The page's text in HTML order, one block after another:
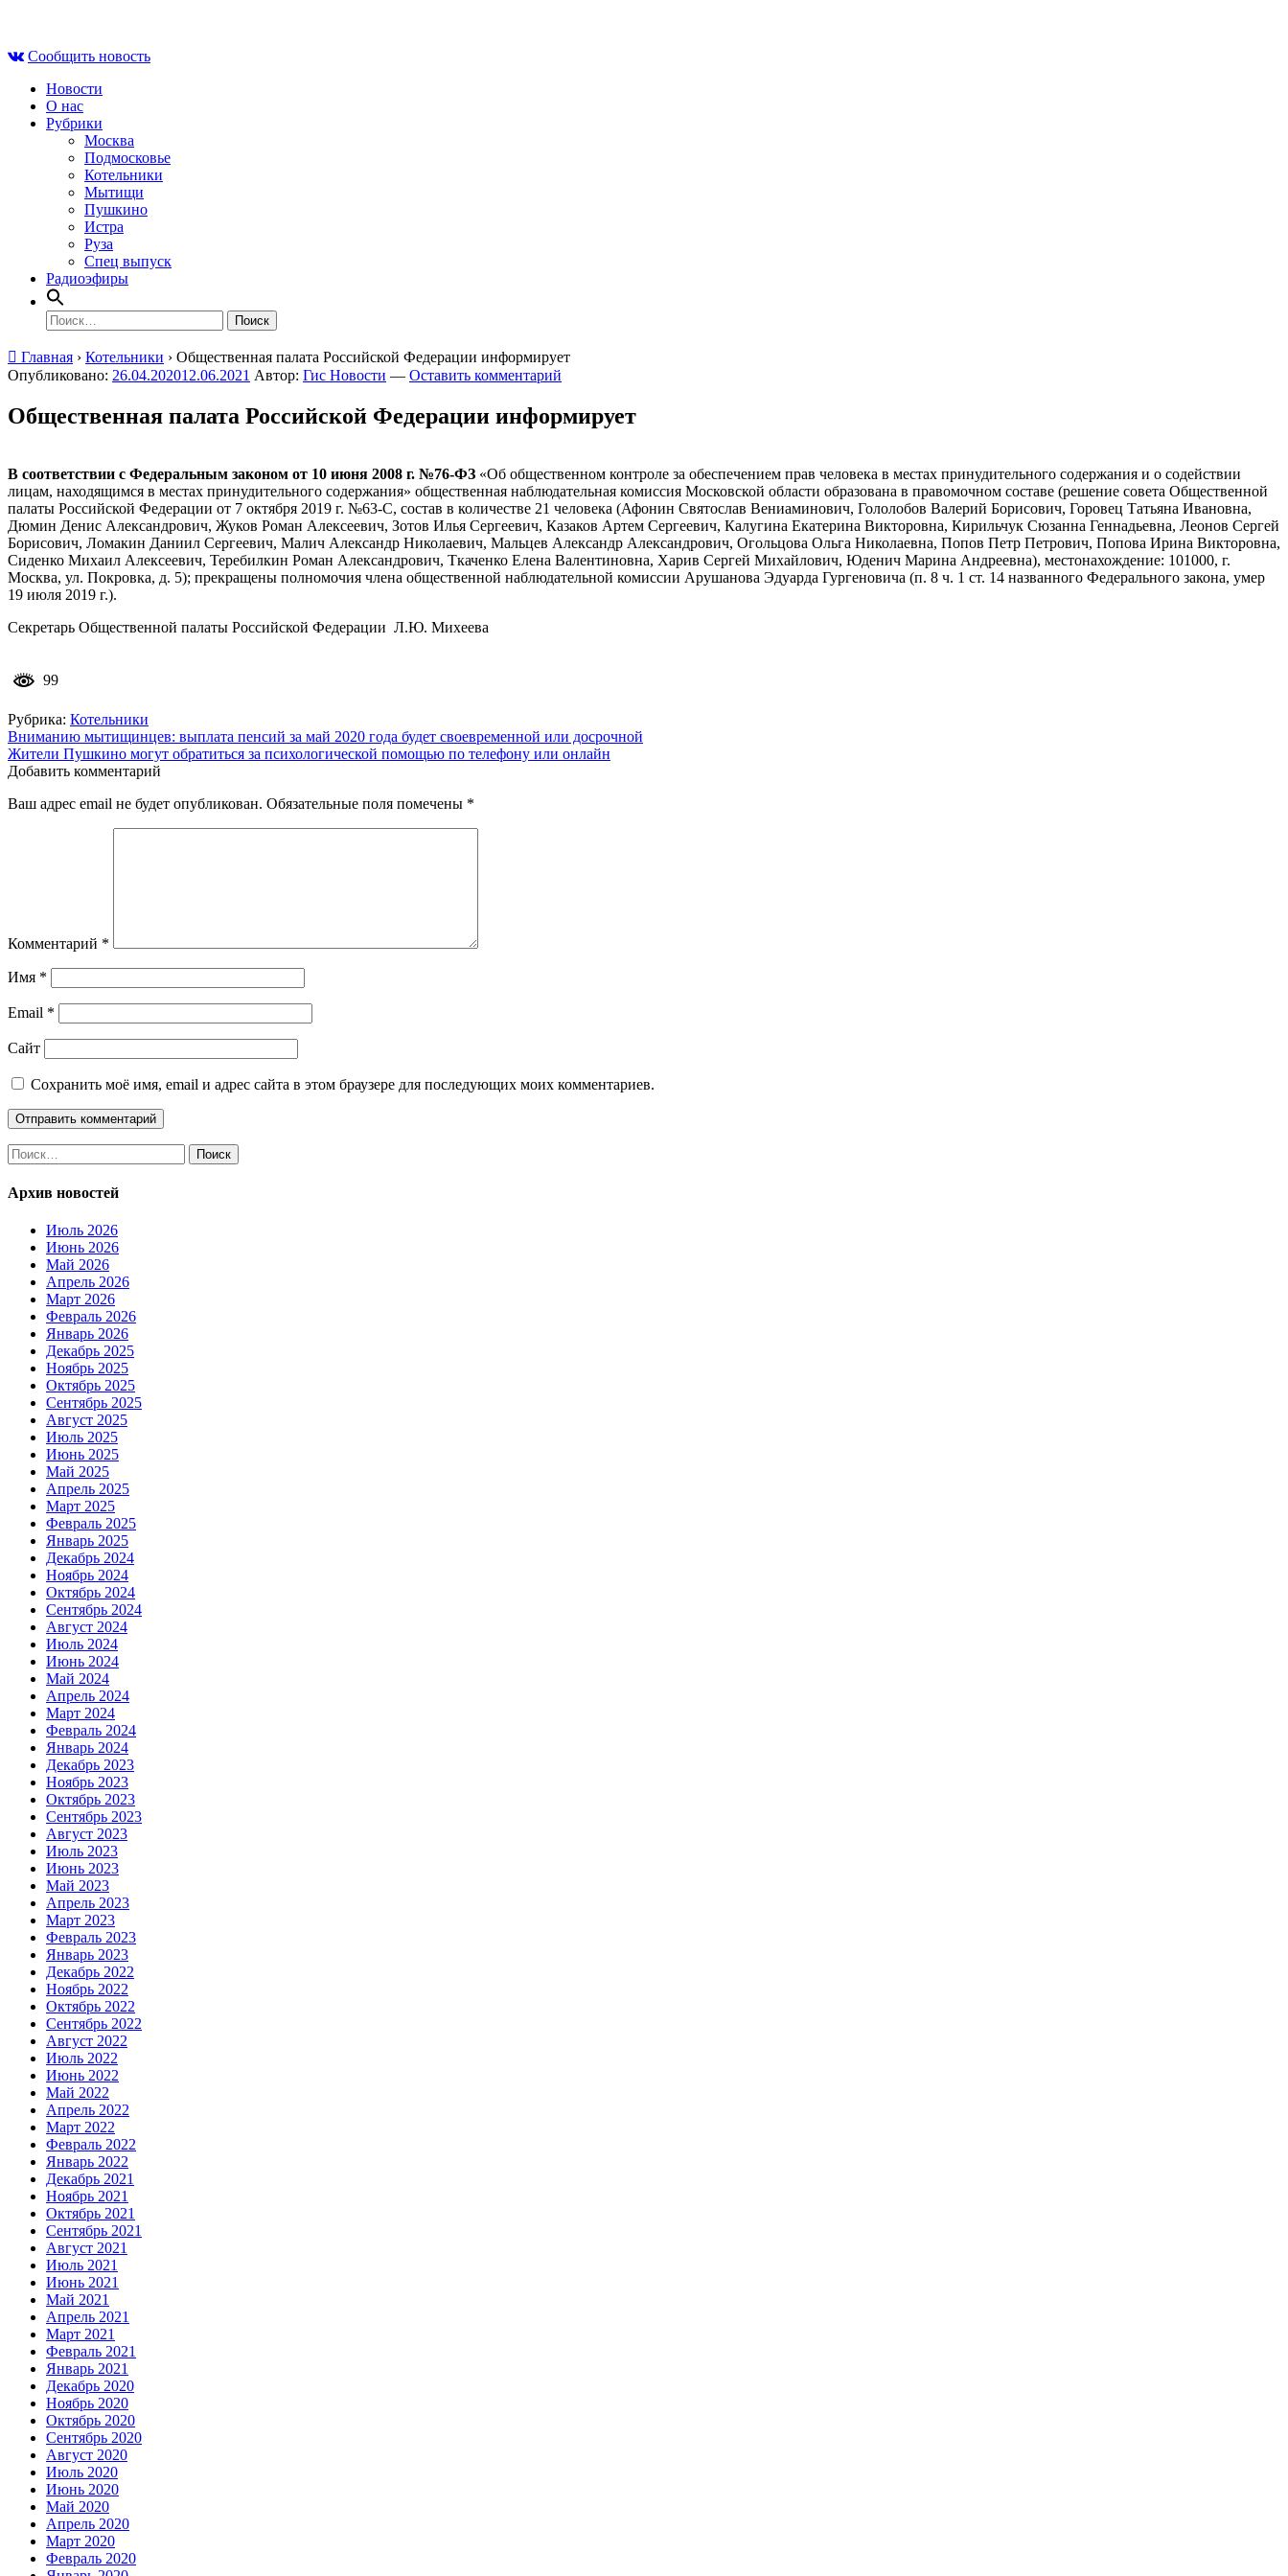
contentСообщить новость
Новости
О нас
Рубрики
Москва
Подмосковье
Котельники
Мытищи
Пушкино
Истра
Руза
Спец выпуск
Радиоэфиры
Найти:
Главная › Котельники › Общественная палата Российской Федерации информирует
Опубликовано: 26.04.202012.06.2021 Автор: Гис Новости — Оставить комментарий
Общественная палата Российской Федерации информирует
В соответствии с Федеральным законом от 10 июня 2008 г. №76-ФЗ «Об общественном контроле за обеспечением прав человека в местах принудительного содержания и о содействии
лицам, находящимся в местах принудительного содержания» общественная наблюдательная комиссия Московской области образована в правомочном составе (решение совета Общественной
палаты Российской Федерации от 7 октября 2019 г. №63-С, состав в количестве 21 человека (Афонин Святослав Вениаминович, Гололобов Валерий Борисович, Горовец Татьяна Ивановна,
Дюмин Денис Александрович, Жуков Роман Алексеевич, Зотов Илья Сергеевич, Казаков Артем Сергеевич, Калугина Екатерина Викторовна, Кирильчук Сюзанна Геннадьевна, Леонов Сергей
Борисович, Ломакин Даниил Сергеевич, Малич Александр Николаевич, Мальцев Александр Александрович, Огольцова Ольга Николаевна, Попов Петр Петрович, Попова Ирина Викторовна,
Сиденко Михаил Алексеевич, Теребилкин Роман Александрович, Ткаченко Елена Валентиновна, Харив Сергей Михайлович, Юденич Марина Андреевна), местонахождение: 101000, г.
Москва, ул. Покровка, д. 5); прекращены полномочия члена общественной наблюдательной комиссии Арушанова Эдуарда Гургеновича (п. 8 ч. 1 ст. 14 названного Федерального закона, умер
19 июля 2019 г.).
Секретарь Общественной палаты Российской Федерации Л.Ю. Михеева
99
Рубрика: Котельники
Навигация
по
Вниманию мытищинцев: выплата пенсий за май 2020 года будет своевременной или досрочной
Жители Пушкино могут обратиться за психологической помощью по телефону или онлайн
Добавить комментарий
Ваш адрес email не будет опубликован. Обязательные поля помечены *
Комментарий *
Имя *
Email *
Сайт
Сохранить моё имя, email и адрес сайта в этом браузере для последующих моих комментариев.
Найти:
Архив новостей
Июль 2026
Июнь 2026
Май 2026
Апрель 2026
Март 2026
Февраль 2026
Январь 2026
Декабрь 2025
Ноябрь 2025
Октябрь 2025
Сентябрь 2025
Август 2025
Июль 2025
Июнь 2025
Май 2025
Апрель 2025
Март 2025
Февраль 2025
Январь 2025
Декабрь 2024
Ноябрь 2024
Октябрь 2024
Сентябрь 2024
Август 2024
Июль 2024
Июнь 2024
Май 2024
Апрель 2024
Март 2024
Февраль 2024
Январь 2024
Декабрь 2023
Ноябрь 2023
Октябрь 2023
Сентябрь 2023
Август 2023
Июль 2023
Июнь 2023
Май 2023
Апрель 2023
Март 2023
Февраль 2023
Январь 2023
Декабрь 2022
Ноябрь 2022
Октябрь 2022
Сентябрь 2022
Август 2022
Июль 2022
Июнь 2022
Май 2022
Апрель 2022
Март 2022
Февраль 2022
Январь 2022
Декабрь 2021
Ноябрь 2021
Октябрь 2021
Сентябрь 2021
Август 2021
Июль 2021
Июнь 2021
Май 2021
Апрель 2021
Март 2021
Февраль 2021
Январь 2021
Декабрь 2020
Ноябрь 2020
Октябрь 2020
Сентябрь 2020
Август 2020
Июль 2020
Июнь 2020
Май 2020
Апрель 2020
Март 2020
Февраль 2020